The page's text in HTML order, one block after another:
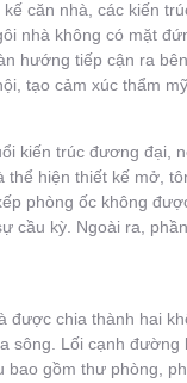
kế căn nhà, các kiến
nhà không có mặt
hướng tiếp cận ra
tạo cảm xúc thẩm
kiến trúc đương đại,
thể hiện thiết kế mở,
phòng ốc không
cầu kỳ. Ngoài ra,
được chia thành hai
sông. Lối cạnh đường
bao gồm thư phòng,